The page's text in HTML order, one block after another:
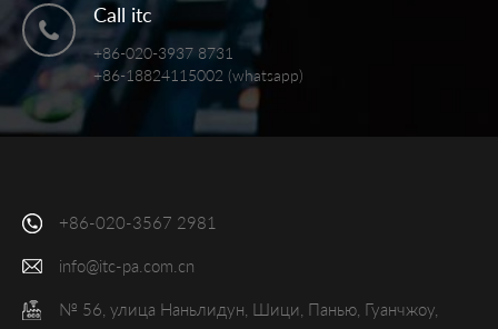
Call itc
+86-020-3937 8731
+86-18824115002 (whatsapp)
+86-020-3567 2981
info@itc-pa.com.cn
№ 56, улица Наньлидун, Шици, Панью, Гуанчжоу,